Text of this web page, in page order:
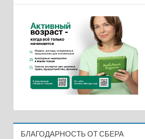
БЛАГОДАРНОСТЬ ОТ СБЕРА